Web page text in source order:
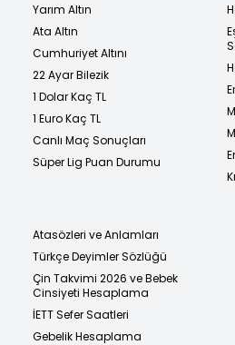
Yarım Altın
Ata Altın
Cumhuriyet Altını
22 Ayar Bilezik
1 Dolar Kaç TL
1 Euro Kaç TL
Canlı Maç Sonuçları
Süper Lig Puan Durumu
Atasözleri ve Anlamları
Türkçe Deyimler Sözlüğü
Çin Takvimi 2026 ve Bebek
Cinsiyeti Hesaplama
İETT Sefer Saatleri
Gebelik Hesaplama